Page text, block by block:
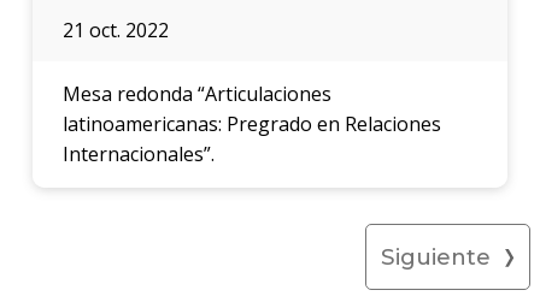
21 oct. 2022
Mesa redonda “Articulaciones
latinoamericanas: Pregrado en Relaciones
Internacionales”.
Siguiente